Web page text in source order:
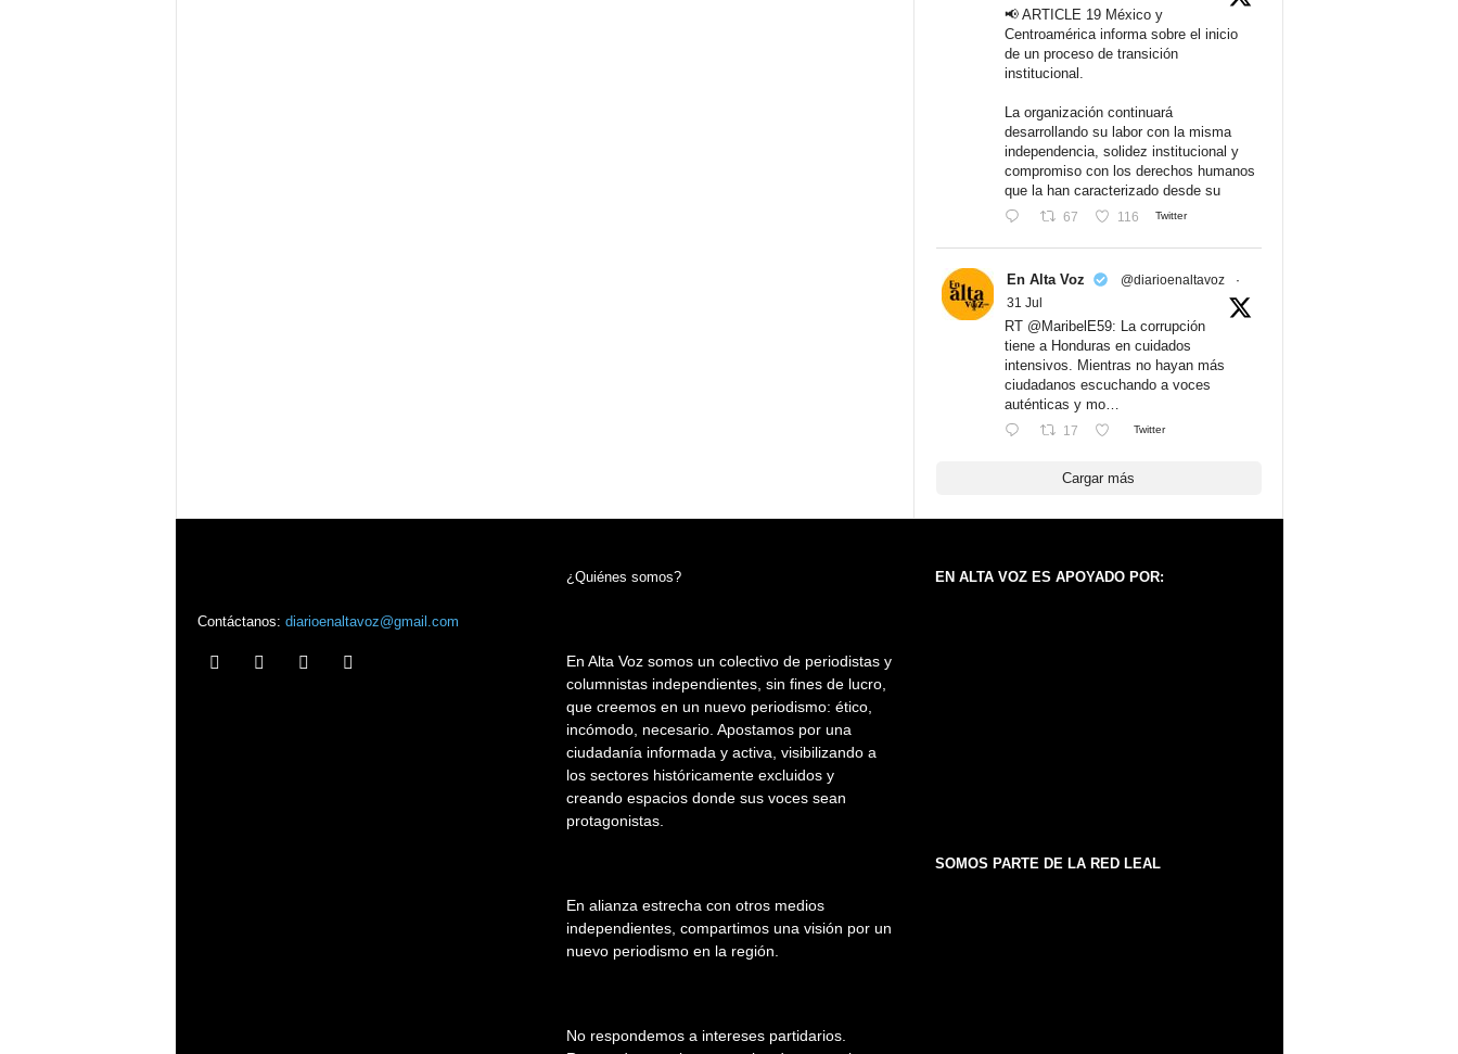
📢 ARTICLE 19 México y
Centroamérica informa sobre el inicio
de un proceso de transición
institucional.
La organización continuará
desarrollando su labor con la misma
independencia, solidez institucional y
compromiso con los derechos humanos
que la han caracterizado desde su
67 116 Twitter
En Alta Voz @diarioenaltavoz
·
31 Jul
RT @MaribelE59: La corrupción
tiene a Honduras en cuidados
intensivos. Mientras no hayan más
ciudadanos escuchando a voces
auténticas y mo…
17 Twitter
Cargar más
Contáctanos: diarioenaltavoz@gmail.com
¿Quiénes somos?
En Alta Voz somos un colectivo de periodistas y
columnistas independientes, sin fines de lucro,
que creemos en un nuevo periodismo: ético,
incómodo, necesario. Apostamos por una
ciudadanía informada y activa, visibilizando a
los sectores históricamente excluidos y
creando espacios donde sus voces sean
protagonistas.
En alianza estrecha con otros medios
independientes, compartimos una visión por un
nuevo periodismo en la región.
No respondemos a intereses partidarios.
EN ALTA VOZ ES APOYADO POR:
SOMOS PARTE DE LA RED LEAL